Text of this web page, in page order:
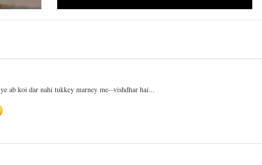
ab koi dar nahi tukkey marney me--vishdhar hai...